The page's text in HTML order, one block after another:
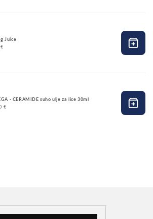
Juice
- CERAMIDE suho ulje za lice 30ml
€